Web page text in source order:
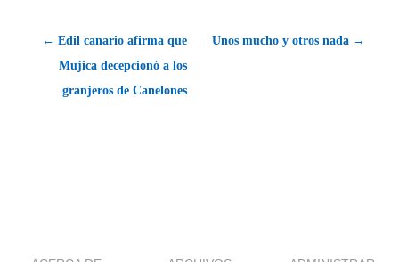
← Edil canario afirma que
Mujica decepcionó a los
granjeros de Canelones
Unos mucho y otros nada →